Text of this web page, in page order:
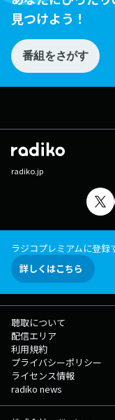
見つけよう！
番組をさがす
radiko.jp
ラジコプレミアムに登
詳しくはこちら
聴取について
配信エリア
利用規約
プライバシーポリシー
ライセンス情報
radiko news